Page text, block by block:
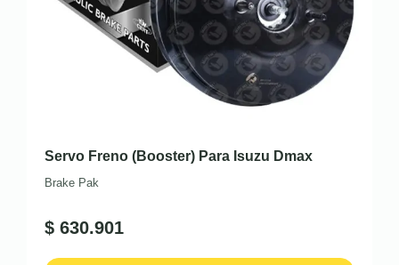
Servo Freno (Booster) Para Isuzu Dmax
Brake Pak
$ 630.901